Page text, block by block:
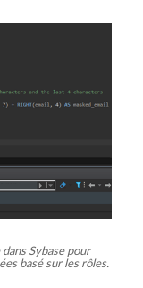
Sybase pour
basé sur les rôles.